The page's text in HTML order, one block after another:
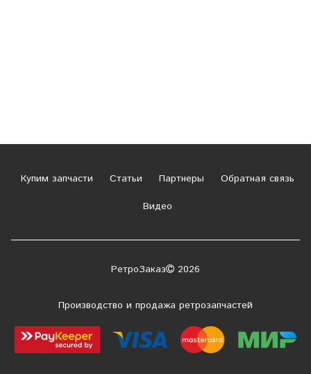
Купим запчасти Статьи Партнеры
Обратная связь
Видео
РетроЗаказ 2026
Производство и продажа ретрозапчастей